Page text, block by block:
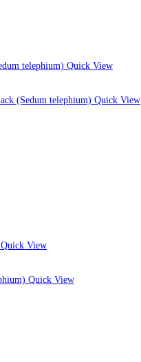
Quick View
Quick View
Quick View
Quick View